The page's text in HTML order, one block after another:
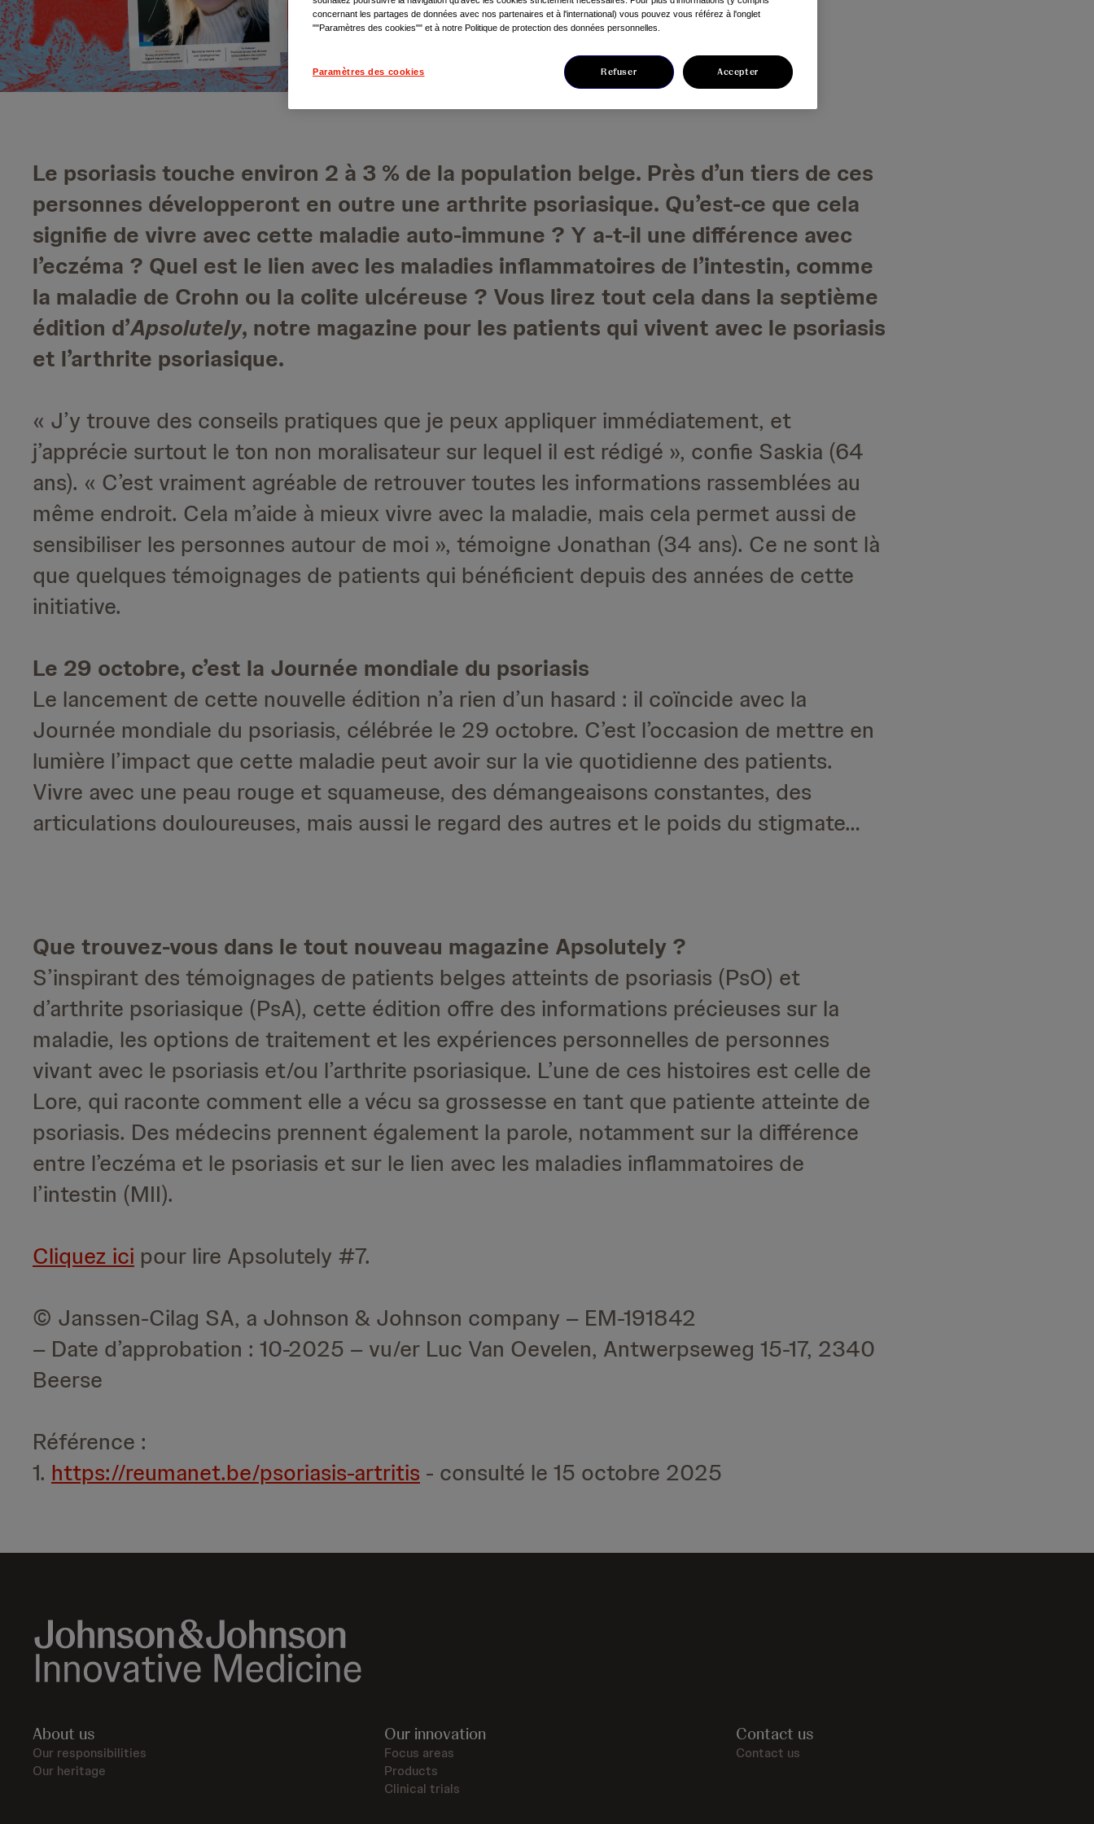
Le psoriasis touche environ 2 à 3 % de la population belge. Près d’un tiers de ces
personnes développeront en outre une arthrite psoriasique. Qu’est-ce que cela
signifie de vivre avec cette maladie auto-immune ? Y a-t-il une différence avec
l’eczéma ? Quel est le lien avec les maladies inflammatoires de l’intestin, comme
la maladie de Crohn ou la colite ulcéreuse ? Vous lirez tout cela dans la septième
édition d’Apsolutely, notre magazine pour les patients qui vivent avec le psoriasis
et l’arthrite psoriasique.
« J’y trouve des conseils pratiques que je peux appliquer immédiatement, et
j’apprécie surtout le ton non moralisateur sur lequel il est rédigé », confie Saskia (64
ans). « C’est vraiment agréable de retrouver toutes les informations rassemblées au
même endroit. Cela m’aide à mieux vivre avec la maladie, mais cela permet aussi de
sensibiliser les personnes autour de moi », témoigne Jonathan (34 ans). Ce ne sont là
que quelques témoignages de patients qui bénéficient depuis des années de cette
initiative.
Le 29 octobre, c’est la Journée mondiale du psoriasis
Le lancement de cette nouvelle édition n’a rien d’un hasard : il coïncide avec la
Journée mondiale du psoriasis, célébrée le 29 octobre. C’est l’occasion de mettre en
lumière l’impact que cette maladie peut avoir sur la vie quotidienne des patients.
Vivre avec une peau rouge et squameuse, des démangeaisons constantes, des
articulations douloureuses, mais aussi le regard des autres et le poids du stigmate…
Que trouvez-vous dans le tout nouveau magazine Apsolutely ?
S’inspirant des témoignages de patients belges atteints de psoriasis (PsO) et
d’arthrite psoriasique (PsA), cette édition offre des informations précieuses sur la
maladie, les options de traitement et les expériences personnelles de personnes
vivant avec le psoriasis et/ou l’arthrite psoriasique. L’une de ces histoires est celle de
Lore, qui raconte comment elle a vécu sa grossesse en tant que patiente atteinte de
psoriasis. Des médecins prennent également la parole, notamment sur la différence
entre l’eczéma et le psoriasis et sur le lien avec les maladies inflammatoires de
l’intestin (MII).
Cliquez ici pour lire Apsolutely #7.
© Janssen-Cilag SA, a Johnson & Johnson company – EM-191842
– Date d’approbation : 10-2025 – vu/er Luc Van Oevelen, Antwerpseweg 15-17, 2340
Beerse
Référence :
1. https://reumanet.be/psoriasis-artritis - consulté le 15 octobre 2025
About us
Our responsibilities
Our heritage
Our innovation
Focus areas
Products
Clinical trials
Contact us
Contact us
concernant les partages de données avec nos partenaires et à l'international) vous pouvez vous référez à l'onglet
""Paramètres des cookies"" et à notre Politique de protection des données personnelles.
Paramètres des cookies Refuser Accepter